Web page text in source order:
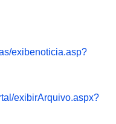
exibenoticia.asp?
exibirArquivo.aspx?